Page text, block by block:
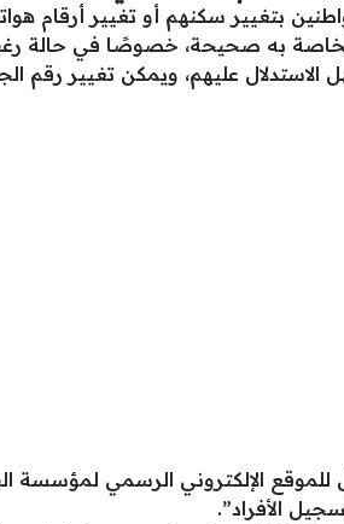
بتغيير سكنهم أو تغيير أرقام
به صحيحة، خصوصًا في حالة
الاستدلال عليهم، ويمكن تغيير رقم
الإلكتروني الرسمي لمؤسسة
الأفراد”.